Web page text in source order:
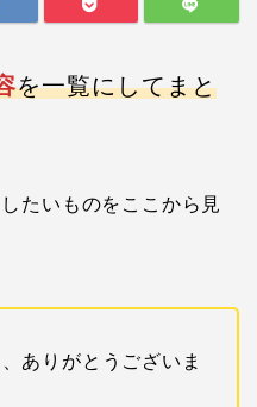
を一覧にしてまと
たいものをここから見
ありがとうございま